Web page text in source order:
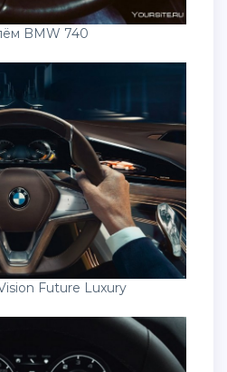
BMW 740
Future Luxury